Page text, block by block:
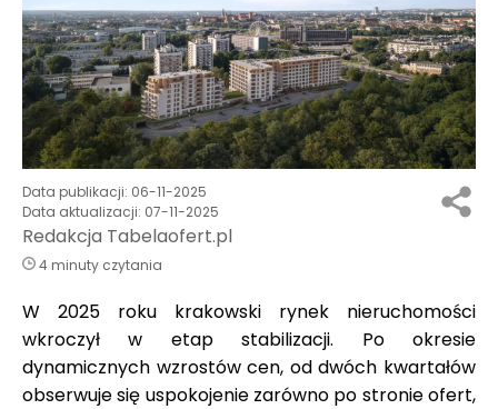
Data publikacji: 06-11-2025
Data aktualizacji: 07-11-2025
Redakcja Tabelaofert.pl
4 minuty czytania
W 2025 roku krakowski rynek nieruchomości
wkroczył w etap stabilizacji. Po okresie
dynamicznych wzrostów cen, od dwóch kwartałów
obserwuje się uspokojenie zarówno po stronie ofert,